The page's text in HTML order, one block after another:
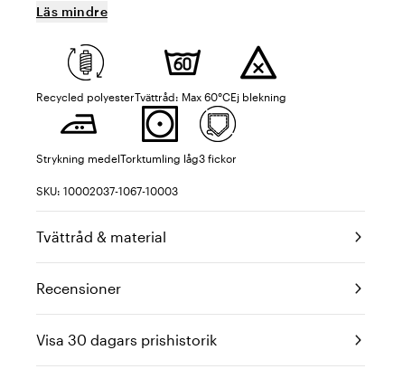
Läs mindre
Recycled polyesterTvättråd: Max 60°CEj blekning
Strykning medelTorktumling låg3 fickor
SKU: 10002037-1067-10003
Tvättråd & material
Recensioner
Visa 30 dagars prishistorik